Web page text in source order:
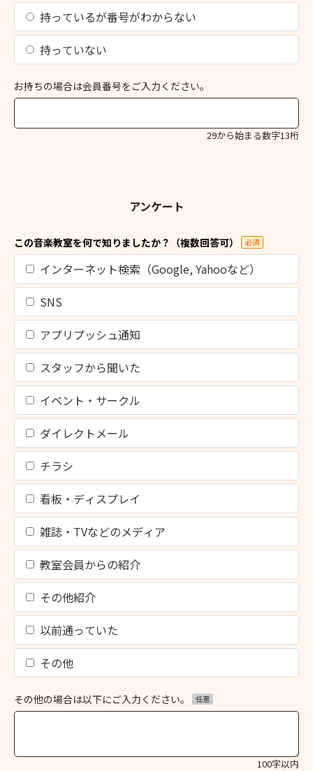
持っているが番号がわからない
持っていない
お持ちの場合は会員番号をご入力ください。
29から始まる数字13桁
アンケート
この音楽教室を何で知りましたか？（複数回答可） 必須
インターネット検索（Google, Yahooなど）
SNS
アプリプッシュ通知
スタッフから聞いた
イベント・サークル
ダイレクトメール
チラシ
看板・ディスプレイ
雑誌・TVなどのメディア
教室会員からの紹介
その他紹介
以前通っていた
その他
その他の場合は以下にご入力ください。 任意
100字以内